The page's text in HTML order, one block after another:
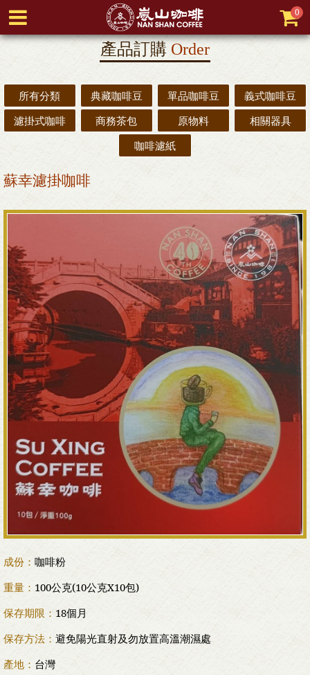
0
產品訂購Order
所有分類 典藏咖啡豆 單品咖啡豆
義式咖啡豆
濾掛式咖啡
商務茶包 原物料
相關器具
咖啡濾紙
蘇幸濾掛咖啡
成份： 咖啡粉
重量： 100公克(10公克X10包)
保存期限： 18個月
保存方法： 避免陽光直射及勿放置高溫潮濕處
產地： 台灣